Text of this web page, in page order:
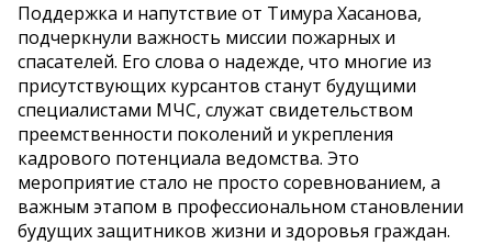
Поддержка и напутствие от Тимура Хасанова,
подчеркнули важность миссии пожарных и
спасателей. Его слова о надежде, что многие из
присутствующих курсантов станут будущими
специалистами МЧС, служат свидетельством
преемственности поколений и укрепления
кадрового потенциала ведомства. Это
мероприятие стало не просто соревнованием, а
важным этапом в профессиональном становлении
будущих защитников жизни и здоровья граждан.